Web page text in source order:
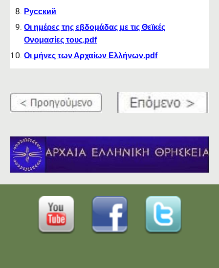
Русский
Οι ημέρες της εβδομάδας με τις Θεϊκές
Ονομασίες τους.pdf
Οι μήνες των Αρχαίων Ελλήνων.pdf